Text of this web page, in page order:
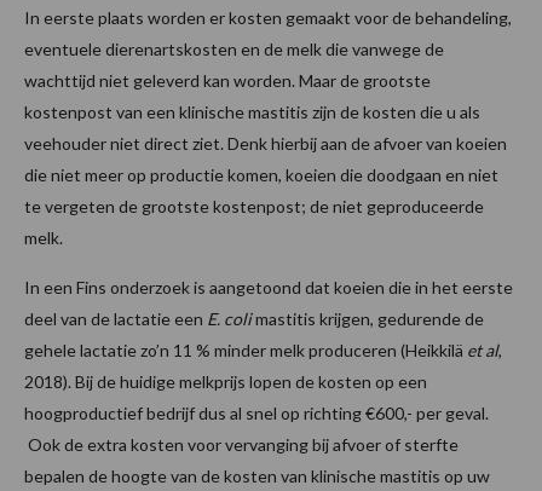
In eerste plaats worden er kosten gemaakt voor de behandeling,
eventuele dierenartskosten en de melk die vanwege de
wachttijd niet geleverd kan worden. Maar de grootste
kostenpost van een klinische mastitis zijn de kosten die u als
veehouder niet direct ziet. Denk hierbij aan de afvoer van koeien
die niet meer op productie komen, koeien die doodgaan en niet
te vergeten de grootste kostenpost; de niet geproduceerde
melk.
In een Fins onderzoek is aangetoond dat koeien die in het eerste
deel van de lactatie een E. colimastitis krijgen, gedurende de
gehele lactatie zo’n 11 % minder melk produceren (Heikkilä et al,
2018). Bij de huidige melkprijs lopen de kosten op een
hoogproductief bedrijf dus al snel op richting €600,- per geval.
Ook de extra kosten voor vervanging bij afvoer of sterfte
bepalen de hoogte van de kosten van klinische mastitis op uw